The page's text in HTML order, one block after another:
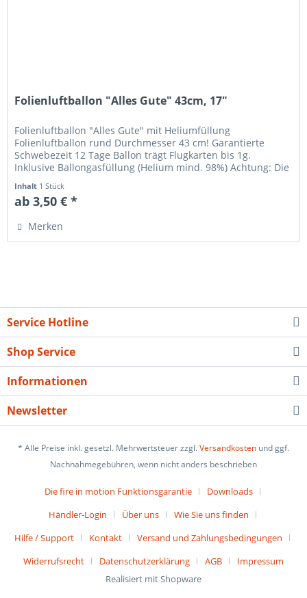
Folienluftballon "Alles Gute" 43cm, 17"
Folienluftballon "Alles Gute" mit Heliumfüllung
Folienluftballon rund Durchmesser 43 cm! Garantierte
Schwebezeit 12 Tage Ballon trägt Flugkarten bis 1g.
Inklusive Ballongasfüllung (Helium mind. 98%) Achtung: Die
Inhalt 1 Stück
ab 3,50 € *
Merken
Service Hotline
Shop Service
Informationen
Newsletter
* Alle Preise inkl. gesetzl. Mehrwertsteuer zzgl.Versandkosten und ggf.
Nachnahmegebühren, wenn nicht anders beschrieben
Die fire in motion Funktionsgarantie
Downloads
Händler-Login
Über uns
Wie Sie uns finden
Hilfe / Support
Kontakt
Versand und Zahlungsbedingungen
Widerrufsrecht
Datenschutzerklärung AGB
Impressum
Realisiert mit Shopware